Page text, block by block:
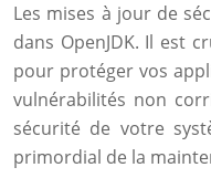
Les mises à jour de
dans OpenJDK. Il est
pour protéger vos
vulnérabilités non
sécurité de votre
primordial de la